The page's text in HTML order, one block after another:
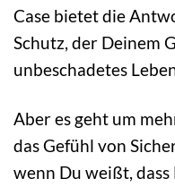
Case bietet die
Schutz, der Deinem
unbeschadetes
Aber es geht um
das Gefühl von
wenn Du weißt,